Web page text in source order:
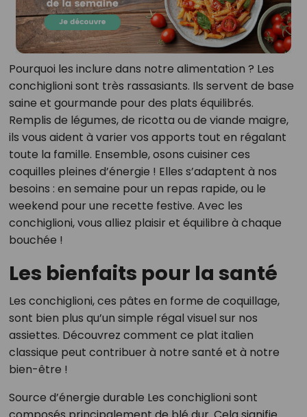
Pourquoi les inclure dans notre alimentation ? Les
conchiglioni sont très rassasiants. Ils servent de base
saine et gourmande pour des plats équilibrés.
Remplis de légumes, de ricotta ou de viande maigre,
ils vous aident à varier vos apports tout en régalant
toute la famille. Ensemble, osons cuisiner ces
coquilles pleines d’énergie ! Elles s’adaptent à nos
besoins : en semaine pour un repas rapide, ou le
weekend pour une recette festive. Avec les
conchiglioni, vous alliez plaisir et équilibre à chaque
bouchée !
Les bienfaits pour la santé
Les conchiglioni, ces pâtes en forme de coquillage,
sont bien plus qu’un simple régal visuel sur nos
assiettes. Découvrez comment ce plat italien
classique peut contribuer à notre santé et à notre
bien-être !
Source d’énergie durable Les conchiglioni sont